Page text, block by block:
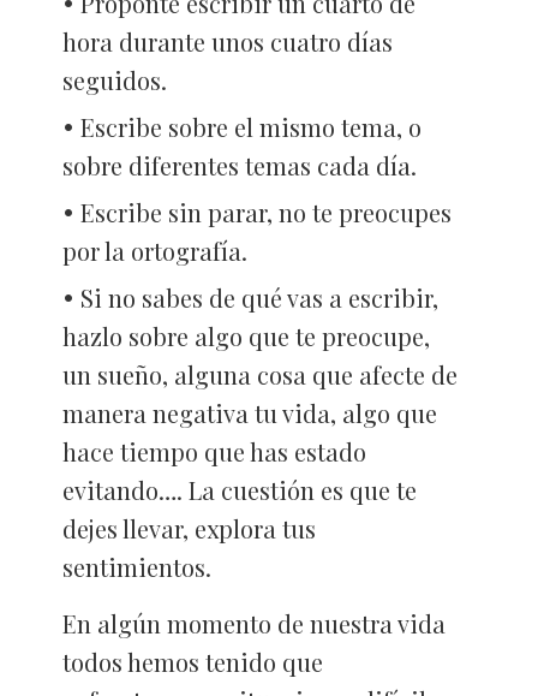
hora durante unos cuatro días
seguidos.
Escribe sobre el mismo tema, o
sobre diferentes temas cada día.
Escribe sin parar, no te preocupes
por la ortografía.
Si no sabes de qué vas a escribir,
hazlo sobre algo que te preocupe,
un sueño, alguna cosa que afecte de
manera negativa tu vida, algo que
hace tiempo que has estado
evitando…. La cuestión es que te
dejes llevar, explora tus
sentimientos.
En algún momento de nuestra vida
todos hemos tenido que